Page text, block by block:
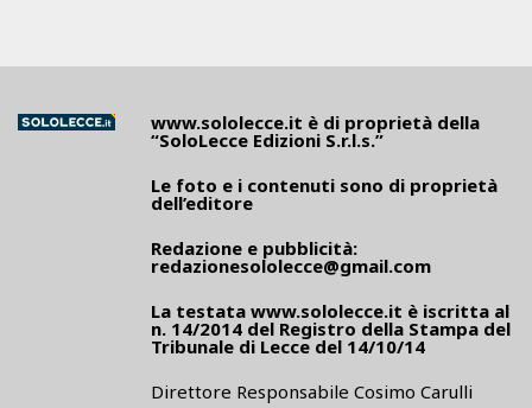
www.sololecce.it è di proprietà della
“SoloLecce Edizioni S.r.l.s.”
Le foto e i contenuti sono di proprietà
dell’editore
Redazione e pubblicità:
redazionesololecce@gmail.com
La testata www.sololecce.it è iscritta al
n. 14/2014 del Registro della Stampa del
Tribunale di Lecce del 14/10/14
Direttore Responsabile Cosimo Carulli